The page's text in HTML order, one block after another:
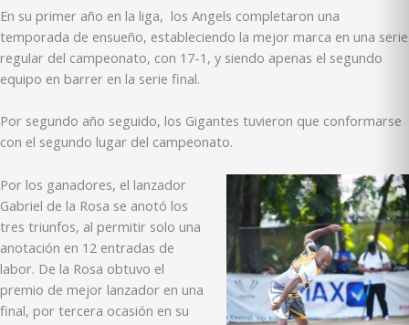
En su primer año en la liga, los Angels completaron una
temporada de ensueño, estableciendo la mejor marca en una serie
regular del campeonato, con 17-1, y siendo apenas el segundo
equipo en barrer en la serie final.
Por segundo año seguido, los Gigantes tuvieron que conformarse
con el segundo lugar del campeonato.
Por los ganadores, el lanzador
Gabriel de la Rosa se anotó los
tres triunfos, al permitir solo una
anotación en 12 entradas de
labor. De la Rosa obtuvo el
premio de mejor lanzador en una
final, por tercera ocasión en su